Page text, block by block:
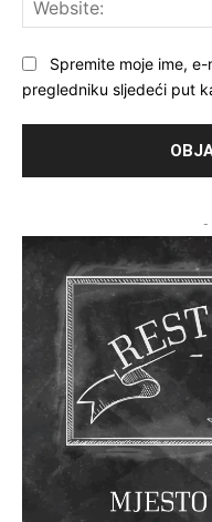
Spremite moje ime,
pregledniku sljedeći put
-